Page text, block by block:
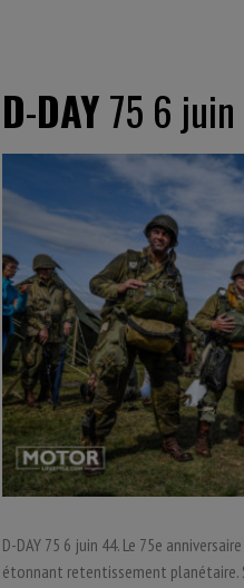
D-DAY75 6
D-DAY 75 6 juin 44. Le 75e
étonnant retentissement planétaire.